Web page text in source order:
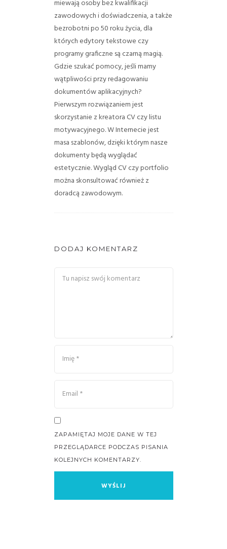
miewają osoby bez kwalifikacji
zawodowych i doświadczenia, a także
bezrobotni po 50 roku życia, dla
których edytory tekstowe czy
programy graficzne są czarną magią.
Gdzie szukać pomocy, jeśli mamy
wątpliwości przy redagowaniu
dokumentów aplikacyjnych?
Pierwszym rozwiązaniem jest
skorzystanie z kreatora CV czy listu
motywacyjnego. W Internecie jest
masa szablonów, dzięki którym nasze
dokumenty będą wyglądać
estetycznie. Wygląd CV czy portfolio
można skonsultować również z
doradcą zawodowym.
DODAJ KOMENTARZ
ZAPAMIĘTAJ MOJE DANE W TEJ
PRZEGLĄDARCE PODCZAS PISANIA
KOLEJNYCH KOMENTARZY.